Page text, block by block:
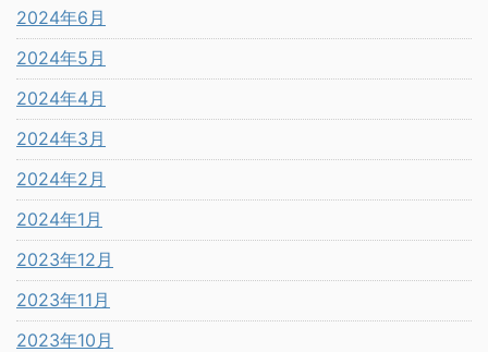
2024年6月
2024年5月
2024年4月
2024年3月
2024年2月
2024年1月
2023年12月
2023年11月
2023年10月